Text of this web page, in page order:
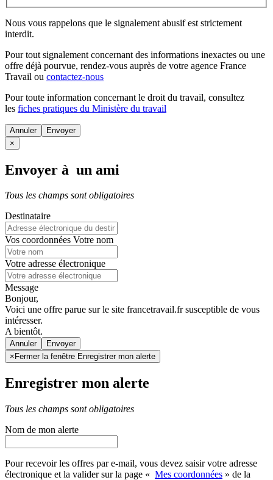
Nous vous rappelons que le signalement abusif est strictement
interdit.
Pour tout signalement concernant des informations inexactes ou une
offre déjà pourvue, rendez-vous auprès de votre agence France
Travail ou contactez-nous
Pour toute information concernant le droit du travail, consultez
les fiches pratiques du Ministère du travail
Annuler
×
Envoyer à un ami
Tous les champs sont obligatoires
Destinataire
Vos coordonnées Votre nom
Votre adresse électronique
Message
Bonjour,
Voici une offre parue sur le site francetravail.fr susceptible de vous
intéresser.
A bientôt.
Annuler
× Fermer la fenêtre Enregistrer mon alerte
Enregistrer mon alerte
Tous les champs sont obligatoires
Nom de mon alerte
Pour recevoir les offres par e-mail, vous devez saisir votre adresse
électronique et la valider sur la page « Mes coordonnées » de la